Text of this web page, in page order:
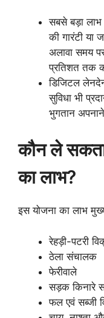
सबसे बड़ा
की गारंटी या
अलावा समय
प्रतिशत तक
डिजिटल
सुविधा भी
भुगतान
कौन ले सकता
का लाभ?
इस योजना का लाभ
रेहड़ी-पटरी
ठेला संचालक
फेरीवाले
सड़क किनारे
फल एवं सब्जी